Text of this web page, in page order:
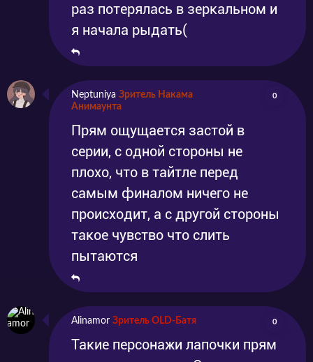
раз потерялась в зеркальном и
я начала рыдать(
Neptuniya Зритель Накама
Анимаунта
0
Прям ощущается застой в
серии, с одной стороны не
плохо, что в тайтле перед
самым финалом ничего не
происходит, а с другой стороны
такое чувство что слить
пытаются
Alinamor Зритель OLD-Батя 0
Такие персонажи лапочки прям